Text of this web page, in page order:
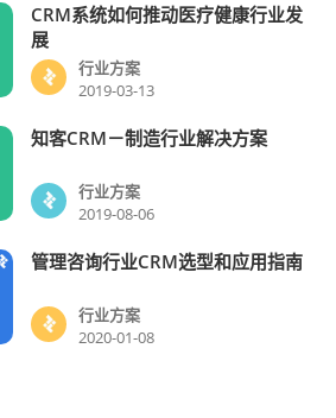
CRM系统如何推动医疗健康行业发
展
行业方案
2019-03-13
知客CRM－制造行业解决方案
行业方案
2019-08-06
管理咨询行业CRM选型和应用指南
行业方案
2020-01-08